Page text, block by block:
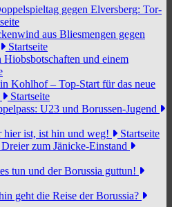
gegen Elversberg: Tor-
aus Bliesmengen gegen
Startseite
Hiobsbotschaften und einem
Kohlhof – Top-Start für das neue
Startseite
U23 und Borussen-Jugend
hier ist, ist hin und weg!
Startseite
zum Jänicke-Einstand
tun und der Borussia guttun!
geht die Reise der Borussia?